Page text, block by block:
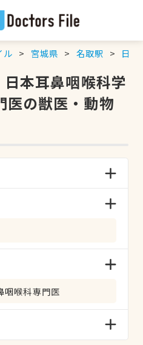
ル 宮城県 名取駅 日本
本耳鼻咽喉科学
医の獣医・動物
咽喉科専門医